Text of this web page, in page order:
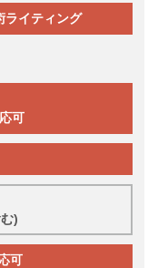
ライティング
可
)
可